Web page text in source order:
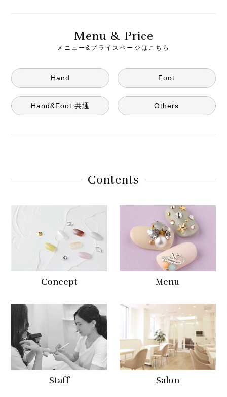
Menu & Price
メニュー&プライスページはこちら
Hand Foot
Hand&Foot 共通 Others
Contents
Concept Menu
Staff Salon